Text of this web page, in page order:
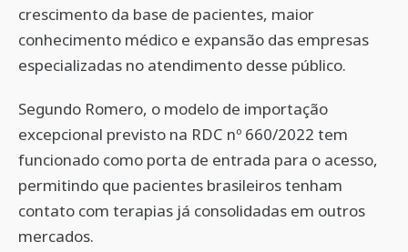
crescimento da base de pacientes, maior
conhecimento médico e expansão das empresas
especializadas no atendimento desse público.
Segundo Romero, o modelo de importação
excepcional previsto na RDC nº 660/2022 tem
funcionado como porta de entrada para o acesso,
permitindo que pacientes brasileiros tenham
contato com terapias já consolidadas em outros
mercados.